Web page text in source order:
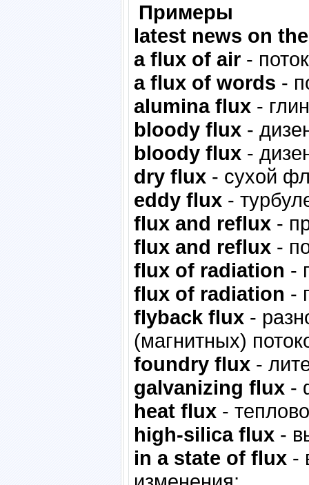
Примеры
latest news on
a flux of air -
a flux of words -
alumina flux -
bloody flux -
bloody flux -
dry flux - сухой
eddy flux -
flux and reflux -
flux and reflux -
flux of radiation -
flux of radiation -
flyback flux -
(магнитных)
foundry flux -
galvanizing flux -
heat flux -
high-silica flux -
in a state of flux -